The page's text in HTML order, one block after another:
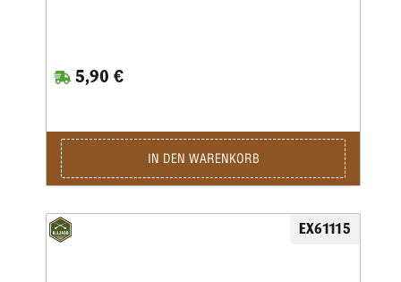
5,90 €
IN DEN WARENKORB
EX61115